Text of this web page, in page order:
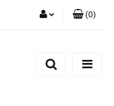
Zarejestruj się
(0)